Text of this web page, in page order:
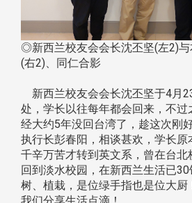
◎新西兰校友会会长沈丕坚(左2)与
(右2)、同仁合影
新西兰校友会会长沈丕坚于4月
处，学长以往每年都会回来，不过
经大约5年没回台湾了，趁这次刚
执行长彭春阳，相谈甚欢，学长原
千辛万苦才转到英文系，曾在台
回到淡水校园，在新西兰生活已
树、植栽，是位绿手指也是位大